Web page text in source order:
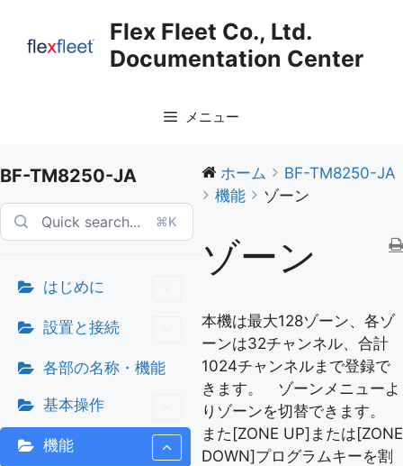
キ
プ
Flex Fleet Co., Ltd.
Documentation Center
メニュー
BF-TM8250-JA
⌘K
はじめに
設置と接続
各部の名称・機能
基本操作
機能
ホーム
BF-TM8250-JA
機能
ゾーン
ゾーン
本機は最大128ゾーン、各ゾ
ーンは32チャンネル、合計
1024チャンネルまで登録で
きます。 ゾーンメニューよ
りゾーンを切替できます。
また[ZONE UP]または[ZONE
DOWN]プログラムキーを割